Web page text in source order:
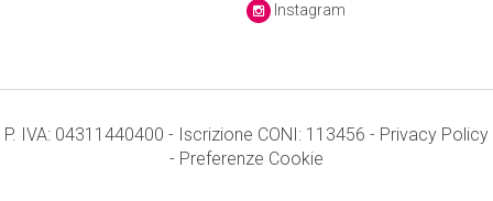
Instagram
P. IVA: 04311440400 - Iscrizione CONI: 113456 - Privacy Policy
- Preferenze Cookie